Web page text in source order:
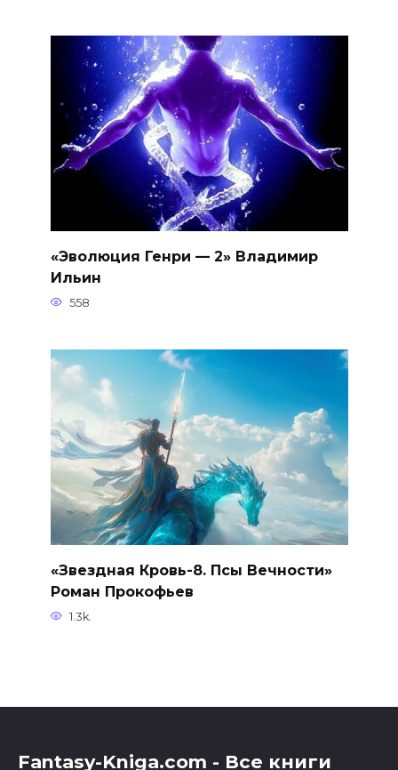
«Эволюция Генри — 2» Владимир
Ильин
558
«Звездная Кровь-8. Псы Вечности»
Роман Прокофьев
1.3k.
Fantasy-Kniga.com - Все книги